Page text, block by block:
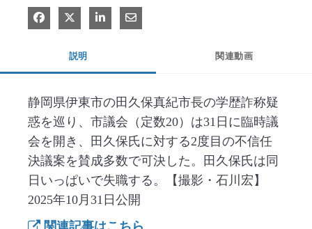
Facebook で共有
Xで共有する
LinkedIn で共有
電子メールで共有
説明 関連動画
静岡県伊東市の田久保真紀市長の学歴詐称疑
惑を巡り、市議会（定数20）は31日に臨時議
会を開き、田久保氏に対する2度目の不信任
決議案を賛成多数で可決した。田久保氏は同
日いっぱいで失職する。【撮影・石川宏】
2025年10月31日公開
関連記事はこちら